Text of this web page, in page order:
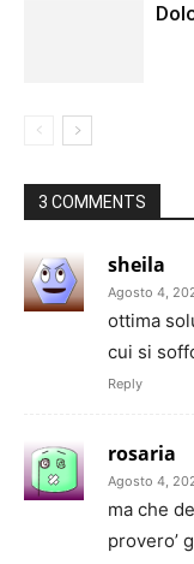
3 COMMENTS
sheila
Agosto 4,
ottima
cui si
Reply
rosaria
Agosto 4,
ma che
provero’